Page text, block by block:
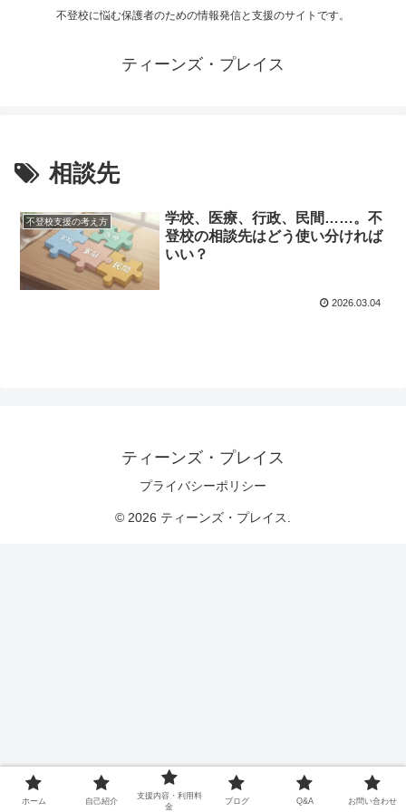
不登校に悩む保護者のための情報発信と支援のサイトです。
ティーンズ・プレイス
相談先
不登校支援の考え方
学校、医療、行政、民間……。不
登校の相談先はどう使い分ければ
いい？
2026.03.04
ティーンズ・プレイス
プライバシーポリシー
© 2026 ティーンズ・プレイス.
ホーム 自己紹介
支援内容・利用料
金
ブログ Q&A お問い合わせ